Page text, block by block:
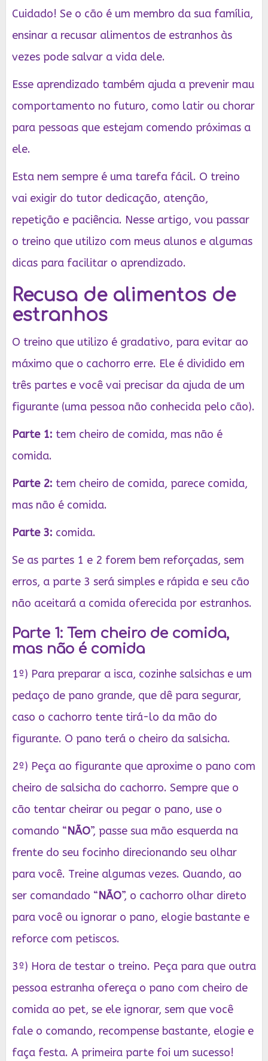
Cuidado! Se o cão é um membro da sua família,
ensinar a recusar alimentos de estranhos às
vezes pode salvar a vida dele.
Esse aprendizado também ajuda a prevenir mau
comportamento no futuro, como latir ou chorar
para pessoas que estejam comendo próximas a
ele.
Esta nem sempre é uma tarefa fácil. O treino
vai exigir do tutor dedicação, atenção,
repetição e paciência. Nesse artigo, vou passar
o treino que utilizo com meus alunos e algumas
dicas para facilitar o aprendizado.
Recusa de alimentos de
estranhos
O treino que utilizo é gradativo, para evitar ao
máximo que o cachorro erre. Ele é dividido em
três partes e você vai precisar da ajuda de um
figurante (uma pessoa não conhecida pelo cão).
Parte 1: tem cheiro de comida, mas não é
comida.
Parte 2: tem cheiro de comida, parece comida,
mas não é comida.
Parte 3: comida.
Se as partes 1 e 2 forem bem reforçadas, sem
erros, a parte 3 será simples e rápida e seu cão
não aceitará a comida oferecida por estranhos.
Parte 1: Tem cheiro de comida,
mas não é comida
1º) Para preparar a isca, cozinhe salsichas e um
pedaço de pano grande, que dê para segurar,
caso o cachorro tente tirá-lo da mão do
figurante. O pano terá o cheiro da salsicha.
2º) Peça ao figurante que aproxime o pano com
cheiro de salsicha do cachorro. Sempre que o
cão tentar cheirar ou pegar o pano, use o
comando “NÃO”, passe sua mão esquerda na
frente do seu focinho direcionando seu olhar
para você. Treine algumas vezes. Quando, ao
ser comandado “NÃO”, o cachorro olhar direto
para você ou ignorar o pano, elogie bastante e
reforce com petiscos.
3º) Hora de testar o treino. Peça para que outra
pessoa estranha ofereça o pano com cheiro de
comida ao pet, se ele ignorar, sem que você
fale o comando, recompense bastante, elogie e
faça festa. A primeira parte foi um sucesso!